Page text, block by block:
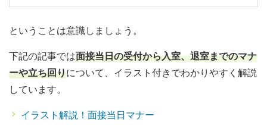
ということは意識しましょう。
下記の記事では面接当日の受付から入室、退室までのマナ
ーや立ち回りについて、イラスト付きでわかりやすく解説
しています。
イラスト解説！面接当日マナー